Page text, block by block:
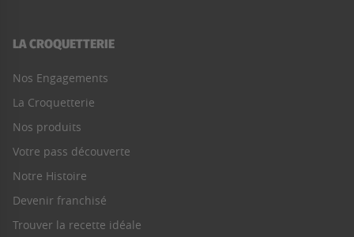
LA CROQUETTERIE
Nos Engagements
La Croquetterie
Nos produits
Votre pass découverte
Notre Histoire
Devenir franchisé
Trouver la recette idéale